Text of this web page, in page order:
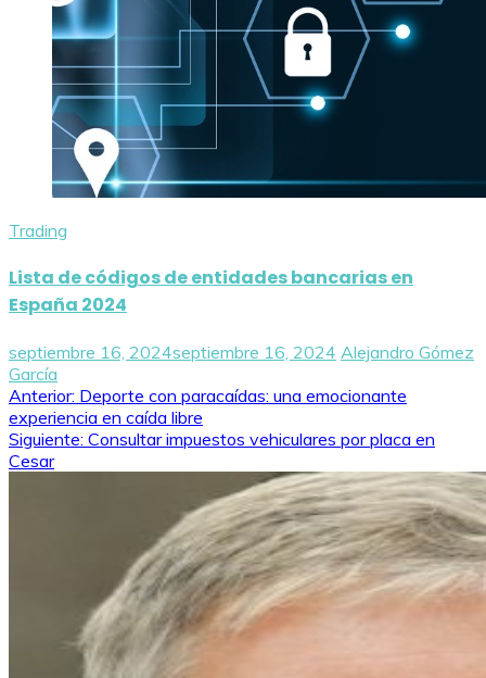
Trading
Lista de códigos de entidades bancarias en
España 2024
septiembre 16, 2024septiembre 16, 2024 Alejandro Gómez
García
Navegación
de
entradas
Anterior: Deporte con paracaídas: una emocionante
experiencia en caída libre
Siguiente: Consultar impuestos vehiculares por placa en
Cesar